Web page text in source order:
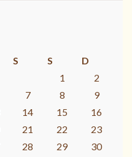
S S
D
1
2
7 8
9
14 15
16
21 22
23
28 29
30